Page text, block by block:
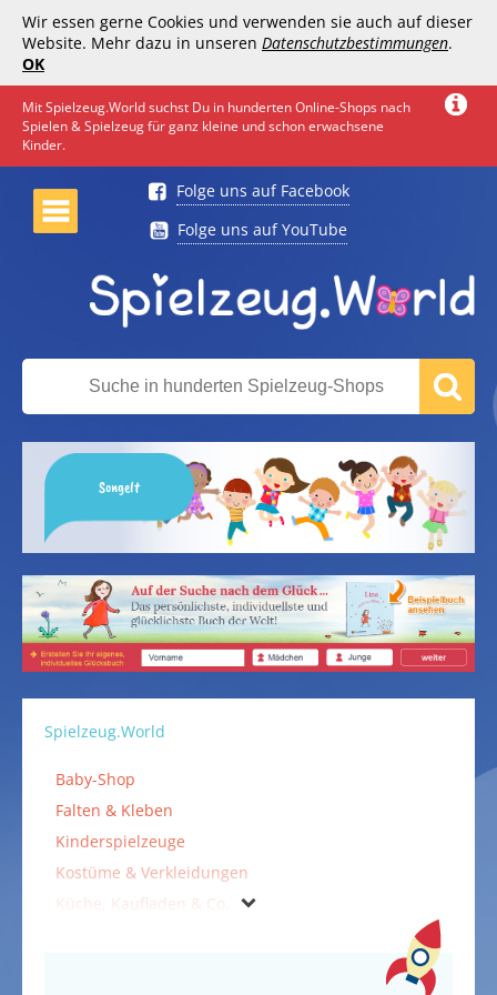
Wir essen gerne Cookies und verwenden sie auch auf dieser
Website. Mehr dazu in unseren Datenschutzbestimmungen.
OK
Mit Spielzeug.World suchst Du in hunderten Online-Shops nach
Spielen & Spielzeug für ganz kleine und schon erwachsene
Kinder.
Folge uns auf Facebook
Folge uns auf YouTube
Songelt
Spielzeug.World
Baby-Shop
Falten & Kleben
Kinderspielzeuge
Kostüme & Verkleidungen
Küche, Kaufladen & Co.